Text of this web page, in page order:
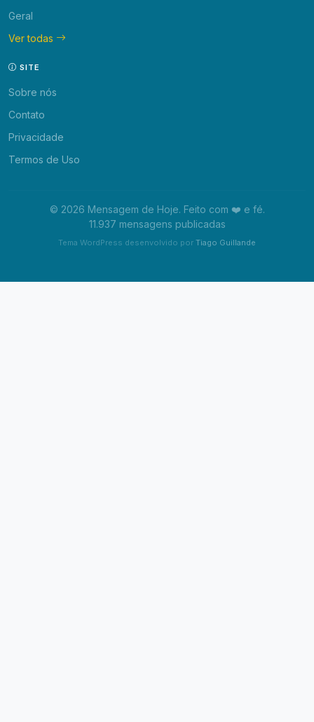
Geral
Ver todas
SITE
Sobre nós
Contato
Privacidade
Termos de Uso
© 2026 Mensagem de Hoje. Feito com ❤️ e fé.
11.937 mensagens publicadas
Tema WordPress desenvolvido por Tiago Guillande